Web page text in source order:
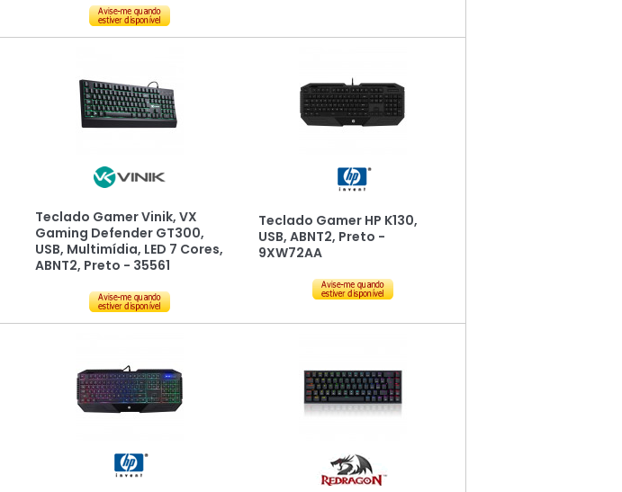
Teclado Gamer Vinik, VX
Gaming Defender GT300,
USB, Multimídia, LED 7 Cores,
ABNT2, Preto - 35561
Teclado Gamer HP K130,
USB, ABNT2, Preto -
9XW72AA